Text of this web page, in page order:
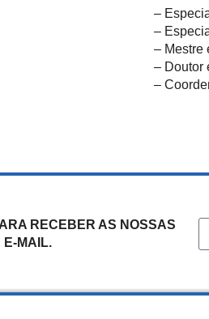
–
–
– Mestre
– Doutor
–
RECEBER AS NOSSAS
E-MAIL.